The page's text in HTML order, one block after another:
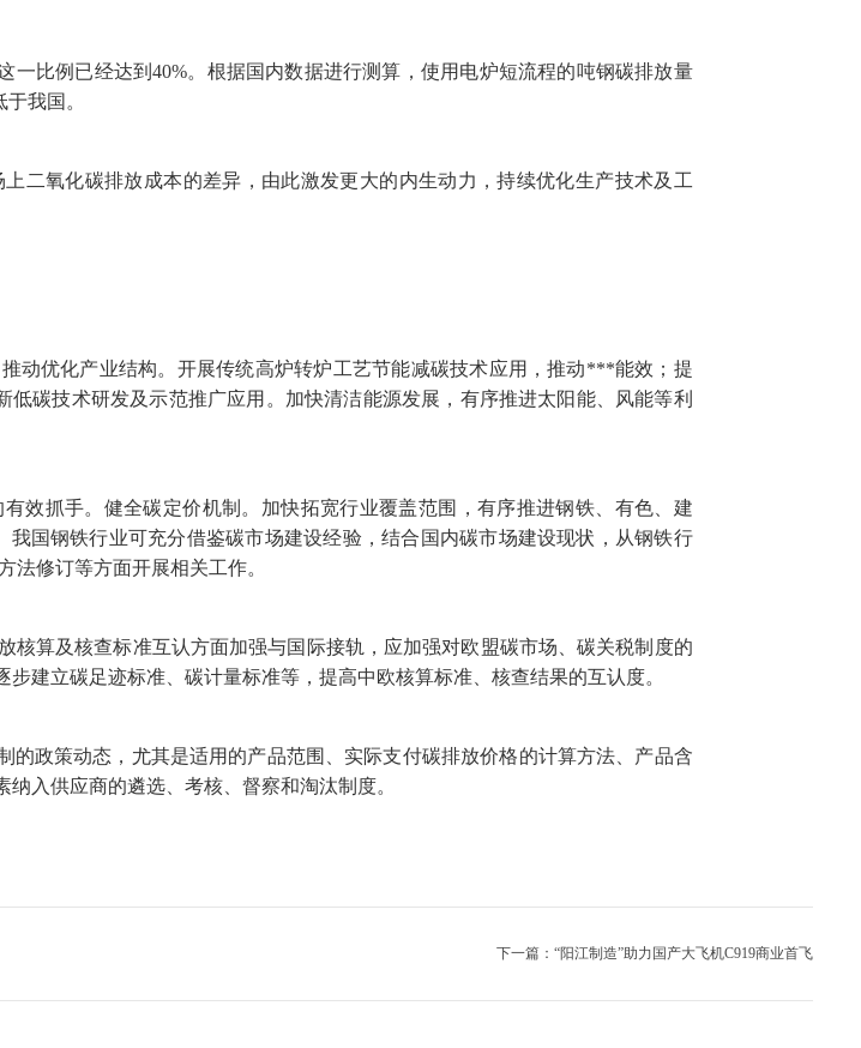
比例已经达到40%。根据国内数据进行测算，使用电炉短流程的吨钢碳排放量
我国。
氧化碳排放成本的差异，由此激发更大的内生动力，持续优化生产技术及工
优化产业结构。开展传统高炉转炉工艺节能减碳技术应用，推动***能效；提
碳技术研发及示范推广应用。加快清洁能源发展，有序推进太阳能、风能等利
抓手。健全碳定价机制。加快拓宽行业覆盖范围，有序推进钢铁、有色、建
国钢铁行业可充分借鉴碳市场建设经验，结合国内碳市场建设现状，从钢铁行
法修订等方面开展相关工作。
算及核查标准互认方面加强与国际接轨，应加强对欧盟碳市场、碳关税制度的
建立碳足迹标准、碳计量标准等，提高中欧核算标准、核查结果的互认度。
政策动态，尤其是适用的产品范围、实际支付碳排放价格的计算方法、产品含
入供应商的遴选、考核、督察和淘汰制度。
下一篇：“阳江制造”助力国产大飞机C919商业首飞